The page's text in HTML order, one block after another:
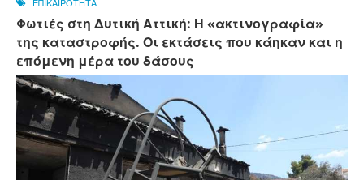
ΕΠΙΚΑΙΡΟΤΗΤΑ
Φωτιές στη Δυτική Αττική: Η «ακτινογραφία»
της καταστροφής. Οι εκτάσεις που κάηκαν και η
επόμενη μέρα του δάσους